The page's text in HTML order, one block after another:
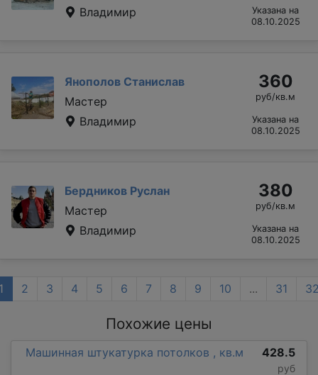
Владимир
Указана на
08.10.2025
Янополов Станислав
Мастер
Владимир
360
руб/кв.м
Указана на
08.10.2025
Бердников Руслан
Мастер
Владимир
380
руб/кв.м
Указана на
08.10.2025
2 3 4 5 6 7 8 9 10 ... 31
Похожие цены
Машинная штукатурка потолков , кв.м 428.5
руб